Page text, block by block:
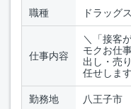
職種 ドラッグ
仕事内容
＼「接客
モクお仕
出し・売
任せします
勤務地 八王子市